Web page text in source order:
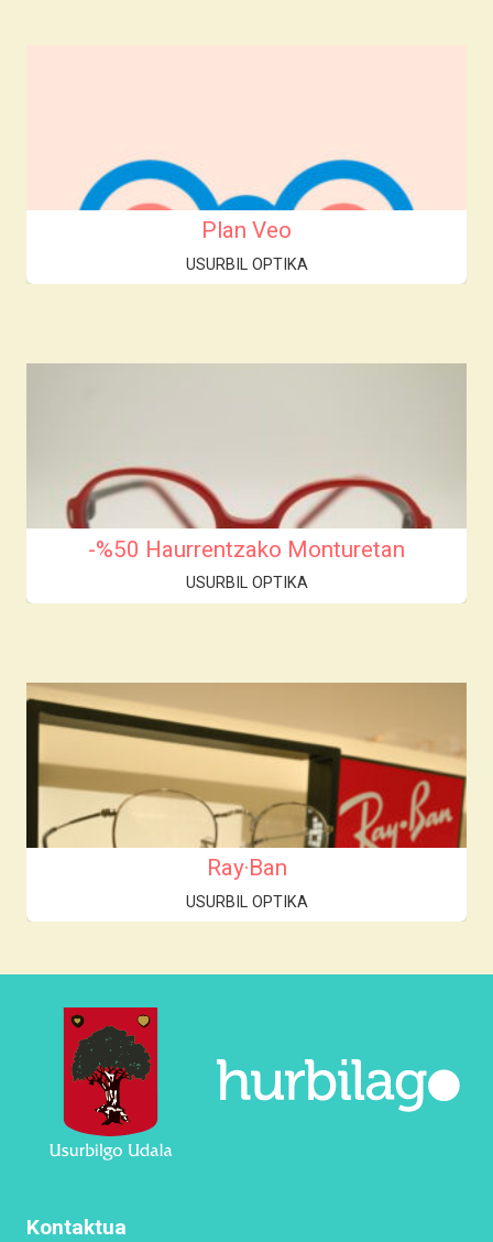
Plan Veo
USURBIL OPTIKA
-%50 Haurrentzako Monturetan
USURBIL OPTIKA
Ray·Ban
USURBIL OPTIKA
Kontaktua